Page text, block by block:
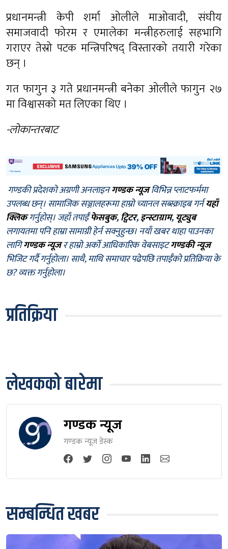
प्रधानमन्त्री केपी शर्मा ओलीले माओवादी, संघीय
समाजवादी फोरम र एमालेका मन्त्रीहरुलाई सहभागि
गराएर तेस्रो पटक मन्त्रिपरिषद् विस्तारको तयारी गरेका
छन् ।
गत फागुन ३ गते प्रधानमन्त्री बनेका ओलीले फागुन २७
मा विश्वासको मत लिएका थिए ।
-लोकान्तरबाट
गण्डकी प्रदेशको अग्रणी अनलाइनगण्डक न्यूजविभिन्न प्लाटफर्ममा
उपलब्ध छन्। सामाजिक सञ्जालहरूमा हाम्रो च्यानल सब्स्क्राइब गर्नयहाँ
क्लिकगर्नुहोस्। जहाँ तपाईँफेसबुक,ट्विटर,इन्स्टाग्राम, यूट्युब
लगायतमा पनि हाम्रा सामाग्री हेर्न सक्नुहुन्छ। नयाँ खबर थाहा पाउनका
लागिगण्डक न्यूजर हाम्रो अर्को आधिकारिक वेबसाइटगण्डकी न्यूज
भिजिट गर्दै गर्नुहोला। साथै, माथि समाचार पढेपछि तपाईँको प्रतिक्रिया के
छ? व्यक्त गर्नुहोला।
प्रतिक्रिया
लेखकको बारेमा
गण्डक न्यूज
गण्डक न्यूज डेस्क
सम्बन्धित खबर